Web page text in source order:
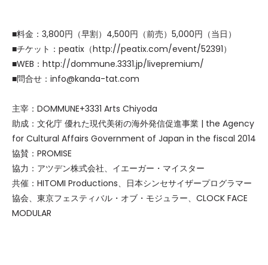
■料金：3,800円（早割）4,500円（前売）5,000円（当日）
■チケット：peatix（http://peatix.com/event/52391）
■WEB：http://dommune.3331.jp/livepremium/
■問合せ：info@kanda-tat.com
主宰：DOMMUNE+3331 Arts Chiyoda
助成：文化庁 優れた現代美術の海外発信促進事業 | the Agency
for Cultural Affairs Government of Japan in the fiscal 2014
協賛：PROMISE
協力：アツデン株式会社、イエーガー・マイスター
共催：HITOMI Productions、日本シンセサイザープログラマー
協会、東京フェスティバル・オブ・モジュラー、CLOCK FACE
MODULAR